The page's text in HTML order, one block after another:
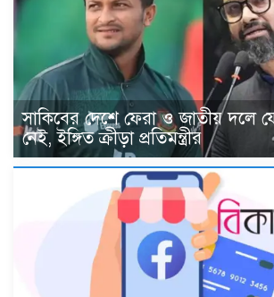
সাকিবের দেশে ফেরা ও জাতীয় দলে
নেই, ইঙ্গিত ক্রীড়া প্রতিমন্ত্রীর